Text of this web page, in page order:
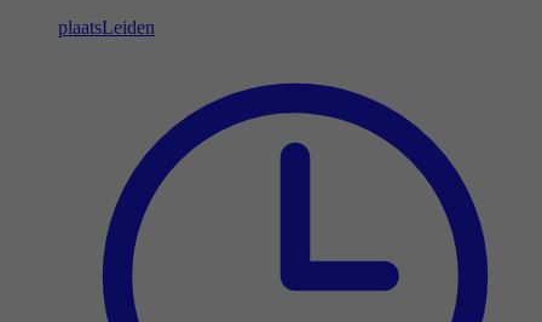
plaatsLeiden